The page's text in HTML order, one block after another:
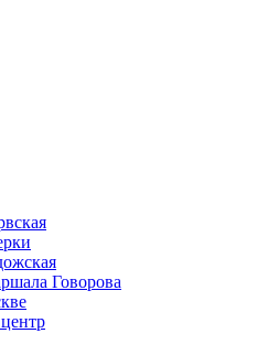
Говорова